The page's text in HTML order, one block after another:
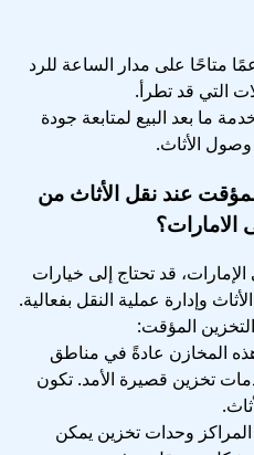
متاحًا على مدار الساعة للرد
التي قد تطرأ.
ما بعد البيع لمتابعة جودة
الأثاث.
عند نقل الأثاث من
الامارات؟
قد تحتاج إلى خيارات
وإدارة عملية النقل بفعالية.
المؤقت:
المخازن عادةً في مناطق
تخزين قصيرة الأمد. تكون
وحدات تخزين يمكن